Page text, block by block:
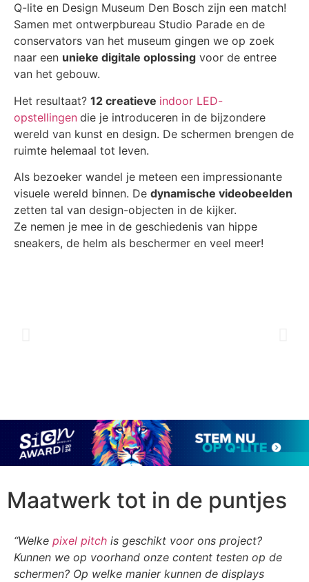
Q-lite en Design Museum Den Bosch zijn een match!
Samen met ontwerpbureau Studio Parade en de
conservators van het museum gingen we op zoek
naar een unieke digitale oplossing voor de entree
van het gebouw.
Het resultaat? 12 creatieve indoor LED-
opstellingen die je introduceren in de bijzondere
wereld van kunst en design. De schermen brengen de
ruimte helemaal tot leven.
Als bezoeker wandel je meteen een impressionante
visuele wereld binnen. De dynamische videobeelden
zetten tal van design-objecten in de kijker.
Ze nemen je mee in de geschiedenis van hippe
sneakers, de helm als beschermer en veel meer!
Maatwerk tot in de puntjes
“Welke pixel pitch is geschikt voor ons project?
Kunnen we op voorhand onze content testen op de
schermen? Op welke manier kunnen de displays